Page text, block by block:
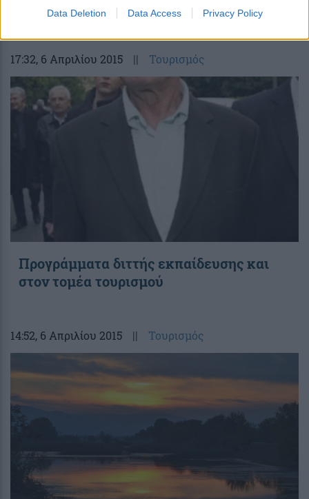
Data Deletion Data Access Privacy Policy
διαπραγμάτευση θα υπάρξει νέα ύφεση
17:32, 6 Απριλίου 2015 || Τουρισμός
Προγράμματα διττής εκπαίδευσης και
στον τομέα τουρισμού
14:52, 6 Απριλίου 2015 || Τουρισμός